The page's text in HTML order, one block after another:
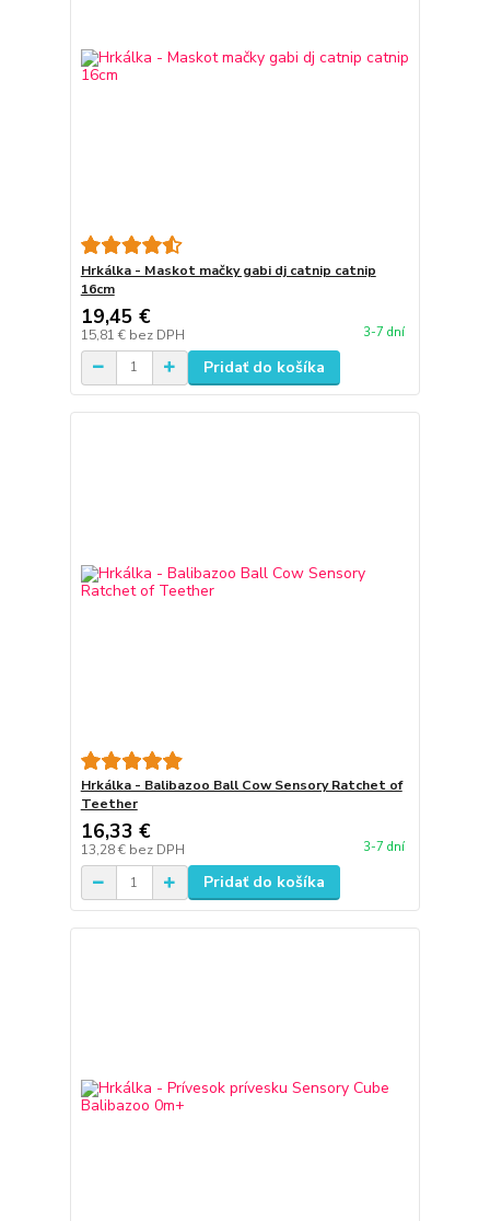
Hrkálka - Maskot mačky gabi dj catnip catnip
16cm
19,45 €
15,81 € bez DPH 3-7 dní
Pridať do košíka
Hrkálka - Balibazoo Ball Cow Sensory Ratchet of
Teether
16,33 €
13,28 € bez DPH 3-7 dní
Pridať do košíka